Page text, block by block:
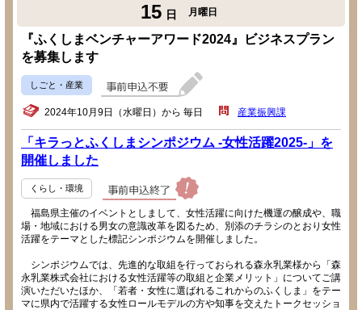
15 日 月曜日
『ふくしまベンチャーアワード2024』ビジネスプラン
を募集します
しごと・産業
2024年10月9日（水曜日）から 毎日 産業振興課
「キラっとふくしまシンポジウム -女性活躍2025-」を
開催しました
くらし・環境
福島県主催のイベントとしまして、女性活躍に向けた機運の醸成や、職
場・地域における男女の意識改革を図るため、別添のチラシのとおり女性
活躍をテーマとした標記シンポジウムを開催しました。
シンポジウムでは、先進的な取組を行っておられる森永乳業様から「森
永乳業株式会社における女性活躍等の取組と企業メリット」についてご講
演いただいたほか、「若者・女性に選ばれるこれからのふくしま」をテー
マに県内で活躍する女性ロールモデルの方や知事を交えたトークセッショ